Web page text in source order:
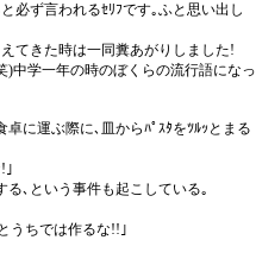
必ず言われるｾﾘﾌです｡ふと思い出し
てきた時は一同糞あがりしました!
中学一年の時のぼくらの流行語になっ
に運ぶ際に､皿からﾊﾟｽﾀをﾂﾙｯとまる
｣
､という事件も起こしている｡
うちでは作るな!!｣